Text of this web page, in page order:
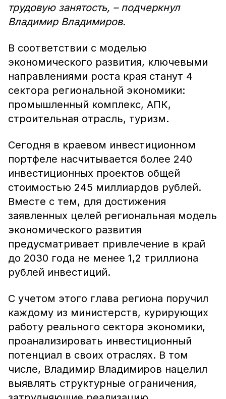
трудовую занятость, – подчеркнул
Владимир Владимиров.
В соответствии с моделью
экономического развития, ключевыми
направлениями роста края станут 4
сектора региональной экономики:
промышленный комплекс, АПК,
строительная отрасль, туризм.
Сегодня в краевом инвестиционном
портфеле насчитывается более 240
инвестиционных проектов общей
стоимостью 245 миллиардов рублей.
Вместе с тем, для достижения
заявленных целей региональная модель
экономического развития
предусматривает привлечение в край
до 2030 года не менее 1,2 триллиона
рублей инвестиций.
С учетом этого глава региона поручил
каждому из министерств, курирующих
работу реального сектора экономики,
проанализировать инвестиционный
потенциал в своих отраслях. В том
числе, Владимир Владимиров нацелил
выявлять структурные ограничения,